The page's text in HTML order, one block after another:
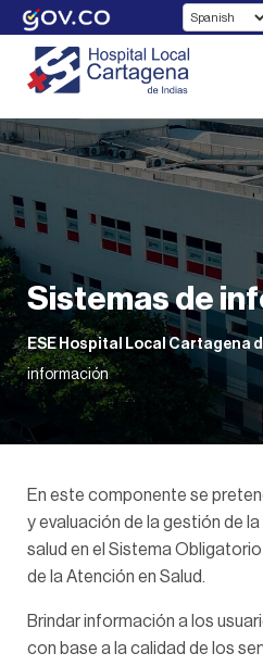
Skip
content
Sistemas de
ESE Hospital Local Cartagena
información
En este componente se
y evaluación de la gestión de
salud en el Sistema
de la Atención en Salud.
Brindar información a los
con base a la calidad de los